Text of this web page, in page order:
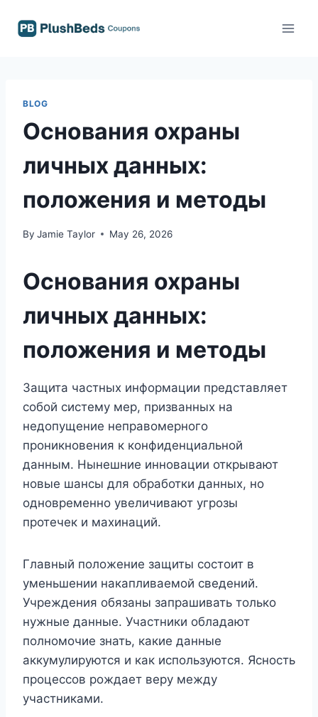
BLOG
Основания охраны
личных данных:
положения и методы
By Jamie Taylor May 26, 2026
Основания охраны
личных данных:
положения и методы
Защита частных информации представляет
собой систему мер, призванных на
недопущение неправомерного
проникновения к конфиденциальной
данным. Нынешние инновации открывают
новые шансы для обработки данных, но
одновременно увеличивают угрозы
протечек и махинаций.
Главный положение защиты состоит в
уменьшении накапливаемой сведений.
Учреждения обязаны запрашивать только
нужные данные. Участники обладают
полномочие знать, какие данные
аккумулируются и как используются. Ясность
процессов рождает веру между
участниками.